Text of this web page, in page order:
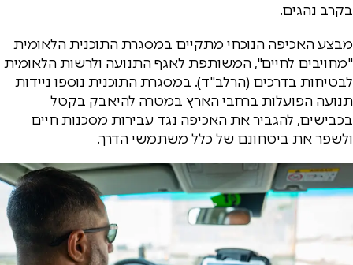
בקרב נהגים.
מבצע האכיפה הנוכחי מתקיים במסגרת התוכנית הלאומית
"מחויבים לחיים", המשותפת לאגף התנועה ולרשות הלאומית
לבטיחות בדרכים (הרלב"ד). במסגרת התוכנית נוספו ניידות
תנועה הפועלות ברחבי הארץ במטרה להיאבק בקטל
בכבישים, להגביר את האכיפה נגד עבירות מסכנות חיים
ולשפר את ביטחונם של כלל משתמשי הדרך.